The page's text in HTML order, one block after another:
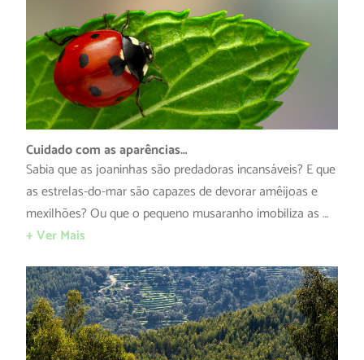
Cuidado com as aparências…
Sabia que as joaninhas são predadoras incansáveis? E que
as estrelas-do-mar são capazes de devorar amêijoas e
mexilhões? Ou que o pequeno musaranho imobiliza as …
+ Ver Mais